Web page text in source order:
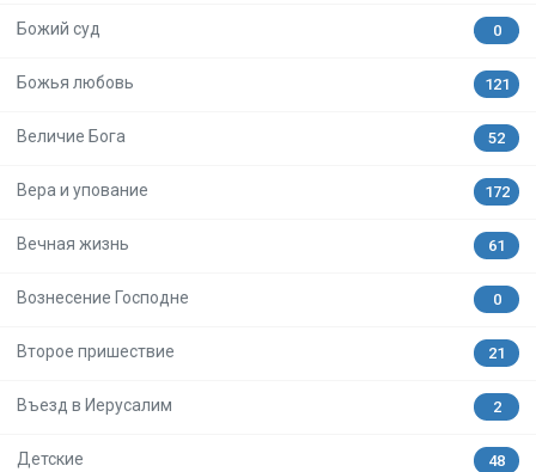
Божий суд 0
Божья любовь 121
Величие Бога 52
Вера и упование 172
Вечная жизнь 61
Вознесение Господне 0
Второе пришествие 21
Въезд в Иерусалим 2
Детские 48